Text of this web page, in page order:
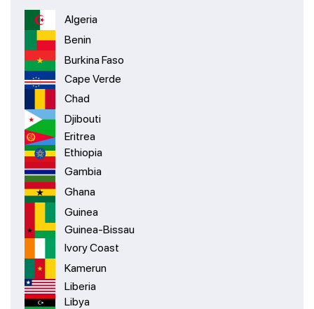
Algeria
Benin
Burkina Faso
Cape Verde
Chad
Djibouti
Eritrea
Ethiopia
Gambia
Ghana
Guinea
Guinea-Bissau
Ivory Coast
Kamerun
Liberia
Libya